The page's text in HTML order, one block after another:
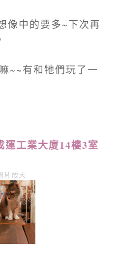
像中的要多~下次再
~~有和牠們玩了一
運工業大廈14樓3室
片放大